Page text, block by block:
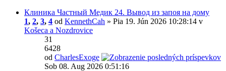
Клиника Частный Медик 24. Вывод из запоя на дому
1, 2, 3, 4 od KennethCah » Pia 19. Jún 2026 10:28:14 v
Košeca a Nozdrovice
31
6428
od CharlesExoge
Sob 08. Aug 2026 0:51:16